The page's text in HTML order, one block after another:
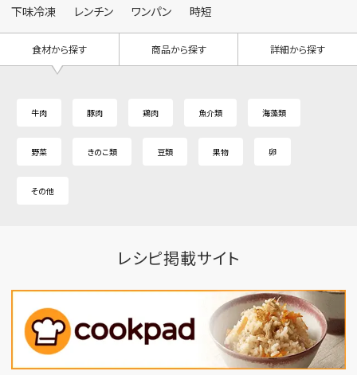
下味冷凍
レンチン ワンパン 時短
食材から探す 商品から探す 詳細から探す
牛肉 豚肉 鶏肉 魚介類 海藻類
野菜 きのこ類 豆類 果物 卵
その他
レシピ掲載サイト